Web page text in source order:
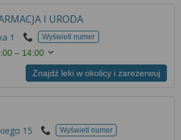
I URODA
1 Wyświetl numer
– 14:00
Znajdź leki w okolicy i zarezerwuj
15 Wyświetl numer
w naszym serwisie
Serwisu.